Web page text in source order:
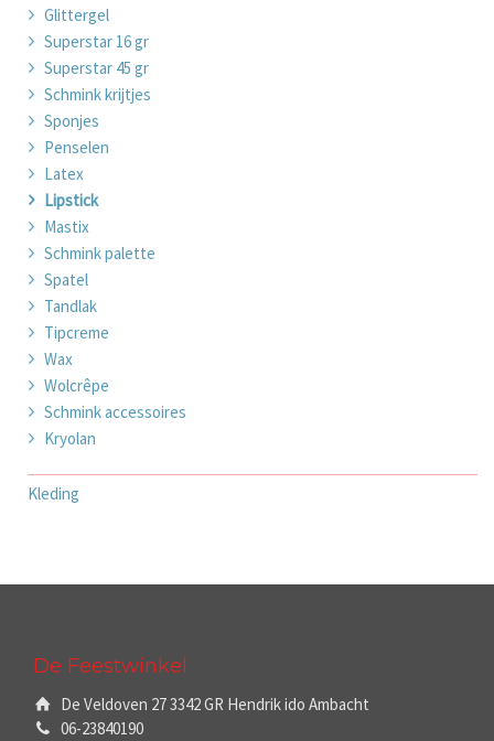
Glittergel
Superstar 16 gr
Superstar 45 gr
Schmink krijtjes
Sponjes
Penselen
Latex
Lipstick
Mastix
Schmink palette
Spatel
Tandlak
Tipcreme
Wax
Wolcrêpe
Schmink accessoires
Kryolan
Kleding
De Feestwinkel
De Veldoven 27 3342 GR Hendrik ido Ambacht
06-23840190